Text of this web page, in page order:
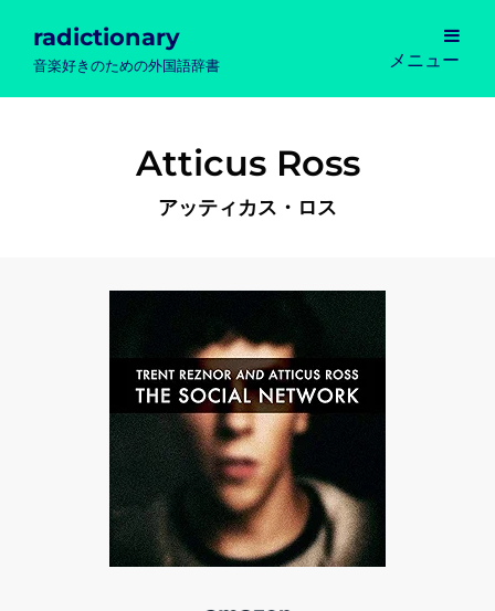
radictionary
音楽好きのための外国語辞書 メニュー
Atticus Ross
アッティカス・ロス